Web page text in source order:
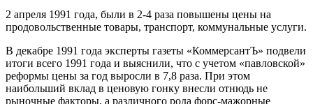
2 апреля 1991 года, были в 2-4 раза повышены цены на
продовольственные товары, транспорт, коммунальные услуги.
В декабре 1991 года эксперты газеты «КоммерсантЪ» подвели
итоги всего 1991 года и выяснили, что с учетом «павловской»
реформы цены за год выросли в 7,8 раза. При этом
наибольший вклад в ценовую гонку внесли отнюдь не
рыночные факторы, а различного рода форс-мажорные